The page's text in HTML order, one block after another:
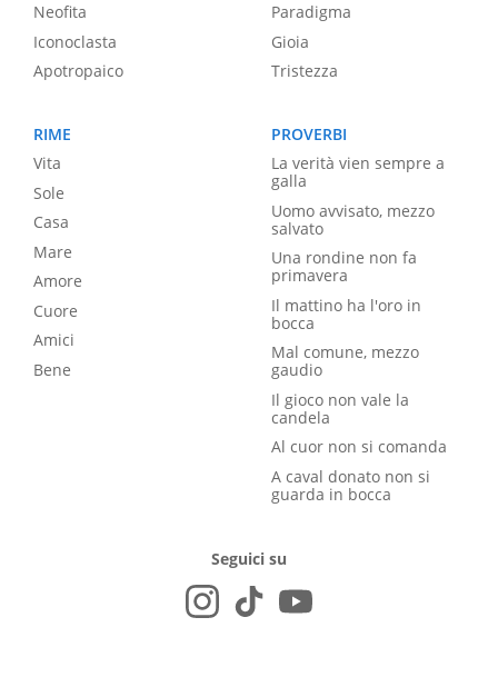
Neofita
Iconoclasta
Apotropaico
Paradigma
Gioia
Tristezza
RIME
Vita
Sole
Casa
Mare
Amore
Cuore
Amici
Bene
PROVERBI
La verità vien sempre a
galla
Uomo avvisato, mezzo
salvato
Una rondine non fa
primavera
Il mattino ha l'oro in
bocca
Mal comune, mezzo
gaudio
Il gioco non vale la
candela
Al cuor non si comanda
A caval donato non si
guarda in bocca
Seguici su